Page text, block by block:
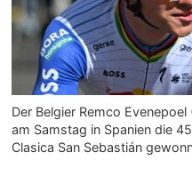
Der Belgier Remco
am Samstag in Spanien die
Clasica San Sebastián